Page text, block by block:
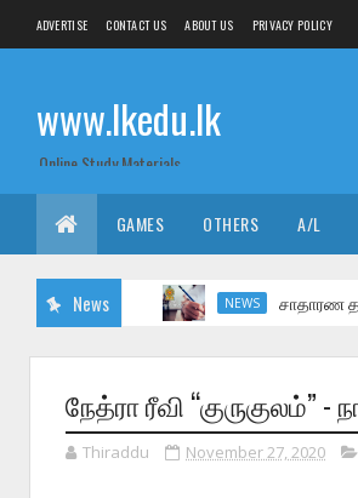
ADVERTISE CONTACT US ABOUT US PRIVACY POLICY
www.lkedu.lk
Online Study Materials
GAMES OTHERS A/L
News NEWS சாதாரண தரப்பரீட்சை
நேத்ரா ரீவி
Thiraddu November 27, 2020